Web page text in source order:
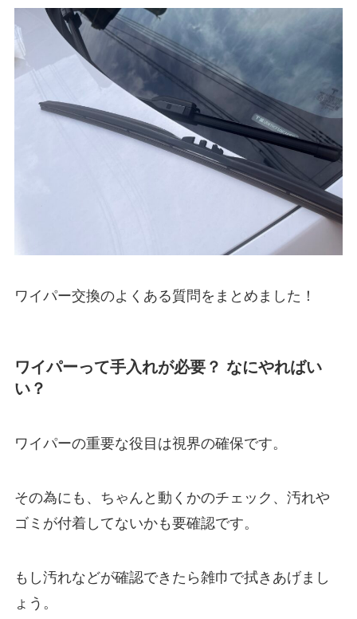
ワイパー交換のよくある質問をまとめました！
ワイパーって手入れが必要？ なにやればい
い？
ワイパーの重要な役目は視界の確保です。
その為にも、ちゃんと動くかのチェック、汚れや
ゴミが付着してないかも要確認です。
もし汚れなどが確認できたら雑巾で拭きあげまし
ょう。